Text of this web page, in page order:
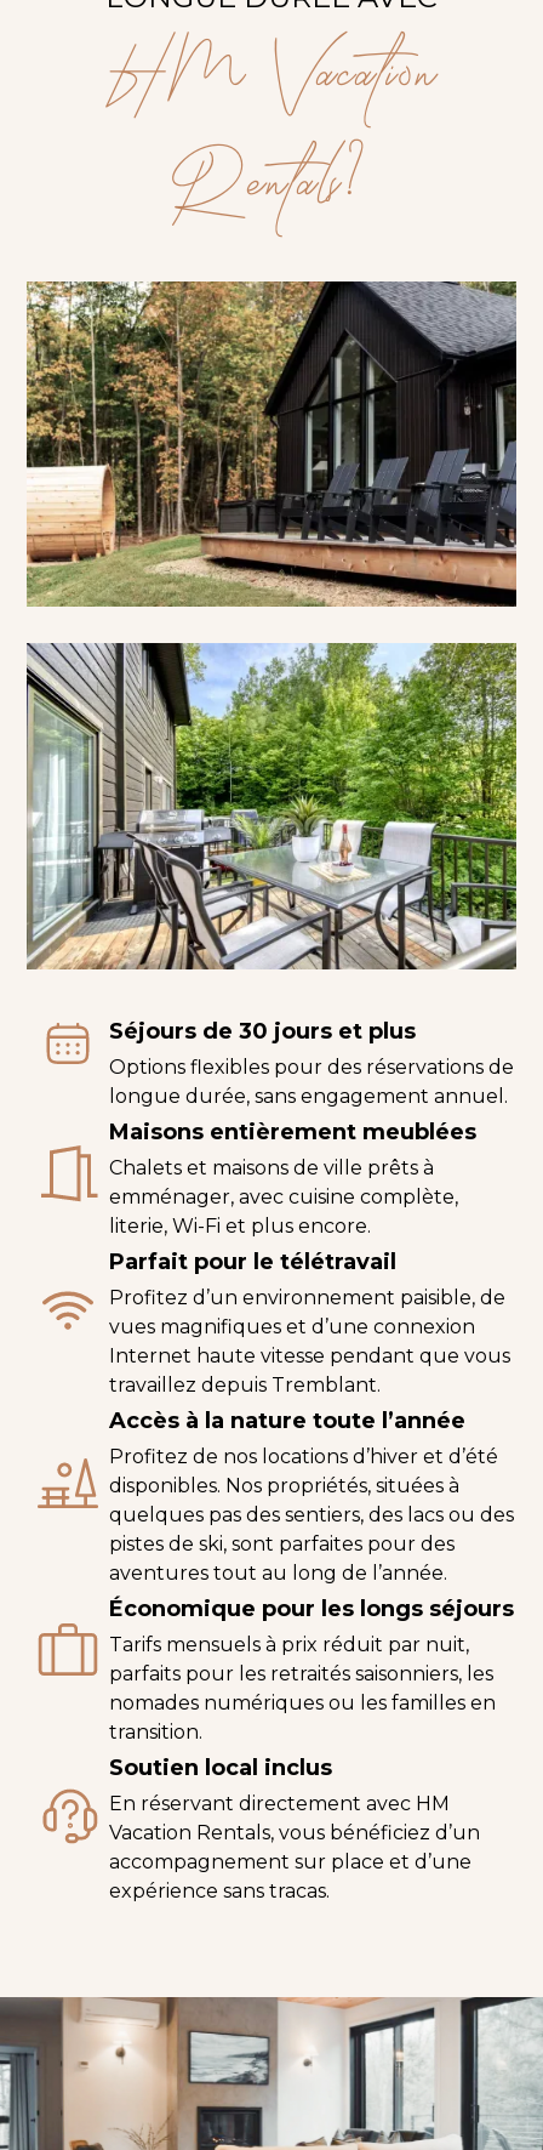
HM Vacation
Rentals?
Séjours de 30 jours et plus
Options flexibles pour des réservations de
longue durée, sans engagement annuel.
Maisons entièrement meublées
Chalets et maisons de ville prêts à
emménager, avec cuisine complète,
literie, Wi-Fi et plus encore.
Parfait pour le télétravail
Profitez d’un environnement paisible, de
vues magnifiques et d’une connexion
Internet haute vitesse pendant que vous
travaillez depuis Tremblant.
Accès à la nature toute l’année
Profitez de nos locations d’hiver et d’été
disponibles. Nos propriétés, situées à
quelques pas des sentiers, des lacs ou des
pistes de ski, sont parfaites pour des
aventures tout au long de l’année.
Économique pour les longs séjours
Tarifs mensuels à prix réduit par nuit,
parfaits pour les retraités saisonniers, les
nomades numériques ou les familles en
transition.
Soutien local inclus
En réservant directement avec HM
Vacation Rentals, vous bénéficiez d’un
accompagnement sur place et d’une
expérience sans tracas.